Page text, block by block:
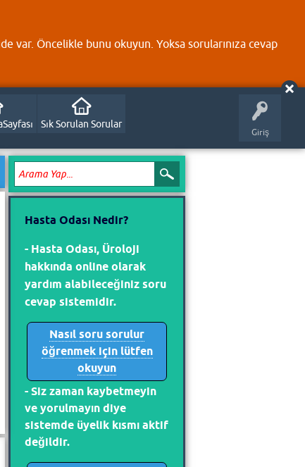
var. Öncelikle bunu okuyun. Yoksa sorularınıza cevap
Giriş
Sık Sorulan Sorular
Hasta Odası Nedir?
- Hasta Odası, Üroloji
hakkında online olarak
yardım alabileceğiniz soru
cevap sistemidir.
Nasıl soru sorulur
öğrenmek için lütfen
okuyun
- Siz zaman kaybetmeyin
ve yorulmayın diye
sistemde üyelik kısmı aktif
değildir.